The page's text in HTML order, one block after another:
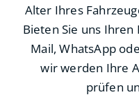
Alter Ihres
Bieten Sie uns Ihren
Mail, WhatsApp
wir werden Ihre
prüfen